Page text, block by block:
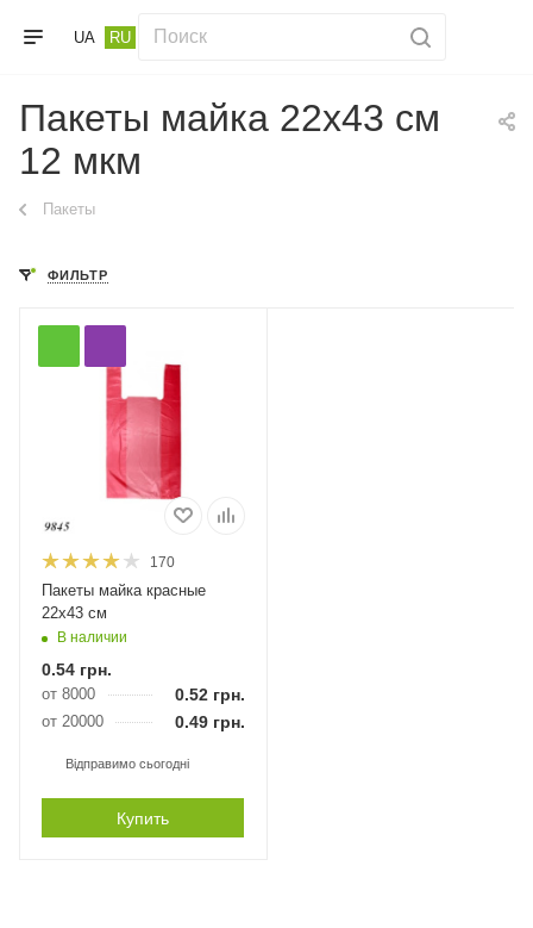
UA RU
Пакеты майка 22х43 см
12 мкм
Пакеты
ФИЛЬТР
170
Пакеты майка красные
22х43 см
В наличии
0.54 грн.
от 8000 0.52грн.
от 20000 0.49грн.
Відправимо сьогодні
Купить